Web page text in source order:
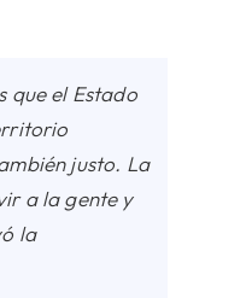
que el Estado
justo. La
a la gente y
la